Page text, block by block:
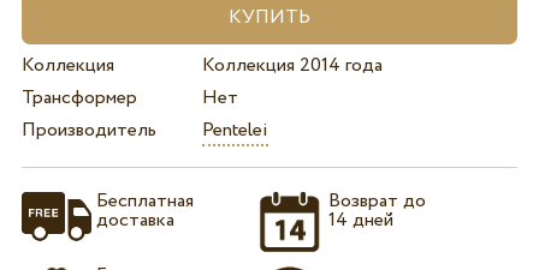
Коллекция
Коллекция 2014 года
Трансформер
Нет
Производитель
Pentelei
Бесплатная
доставка
Возврат до
14 дней